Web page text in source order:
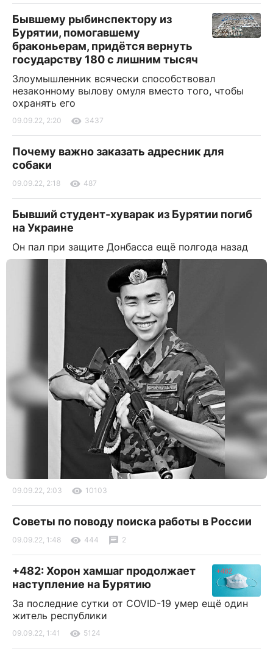
Бывшему рыбинспектору из
Бурятии, помогавшему
браконьерам, придётся вернуть
государству 180 с лишним тысяч
Злоумышленник всячески способствовал
незаконному вылову омуля вместо того, чтобы
охранять его
09.09.22, 2:20 3437
Почему важно заказать адресник для
собаки
09.09.22, 2:18 487
Бывший студент-хуварак из Бурятии погиб
на Украине
Он пал при защите Донбасса ещё полгода назад
09.09.22, 2:03 10103
Советы по поводу поиска работы в России
09.09.22, 1:48 444 2
+482: Хорон хамшаг продолжает
наступление на Бурятию
За последние сутки от COVID-19 умер ещё один
житель республики
09.09.22, 1:41 5124